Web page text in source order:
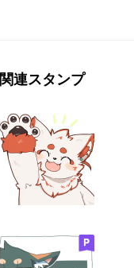
関連スタンプ